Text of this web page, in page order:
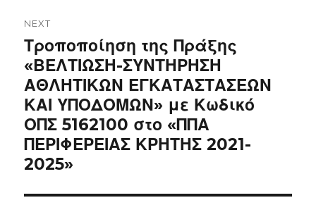
NEXT
Next
post:
Τροποποίηση της Πράξης
«ΒΕΛΤΙΩΣΗ-ΣΥΝΤΗΡΗΣΗ
ΑΘΛΗΤΙΚΩΝ ΕΓΚΑΤΑΣΤΑΣΕΩΝ
ΚΑΙ ΥΠΟΔΟΜΩΝ» με Κωδικό
ΟΠΣ 5162100 στο «ΠΠΑ
ΠΕΡΙΦΕΡΕΙΑΣ ΚΡΗΤΗΣ 2021-
2025»